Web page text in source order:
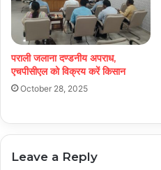
पराली जलाना दण्डनीय अपराध,
एचपीसीएल को विक्रय करें किसान
October 28, 2025
Leave a Reply